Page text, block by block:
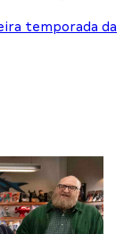
temporada da